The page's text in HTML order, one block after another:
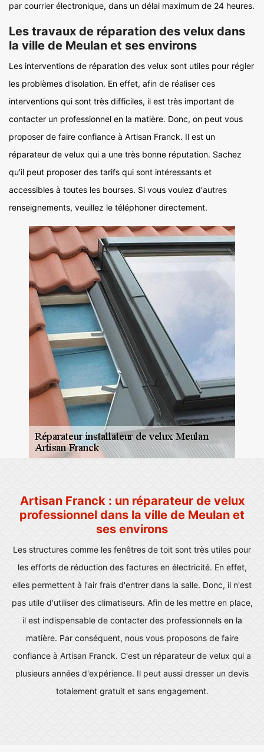
par courrier électronique, dans un délai maximum de 24 heures.
Les travaux de réparation des velux dans
la ville de Meulan et ses environs
Les interventions de réparation des velux sont utiles pour régler
les problèmes d'isolation. En effet, afin de réaliser ces
interventions qui sont très difficiles, il est très important de
contacter un professionnel en la matière. Donc, on peut vous
proposer de faire confiance à Artisan Franck. Il est un
réparateur de velux qui a une très bonne réputation. Sachez
qu'il peut proposer des tarifs qui sont intéressants et
accessibles à toutes les bourses. Si vous voulez d'autres
renseignements, veuillez le téléphoner directement.
Artisan Franck : un réparateur de velux
professionnel dans la ville de Meulan et
ses environs
Les structures comme les fenêtres de toit sont très utiles pour
les efforts de réduction des factures en électricité. En effet,
elles permettent à l'air frais d'entrer dans la salle. Donc, il n'est
pas utile d'utiliser des climatiseurs. Afin de les mettre en place,
il est indispensable de contacter des professionnels en la
matière. Par conséquent, nous vous proposons de faire
confiance à Artisan Franck. C'est un réparateur de velux qui a
plusieurs années d'expérience. Il peut aussi dresser un devis
totalement gratuit et sans engagement.